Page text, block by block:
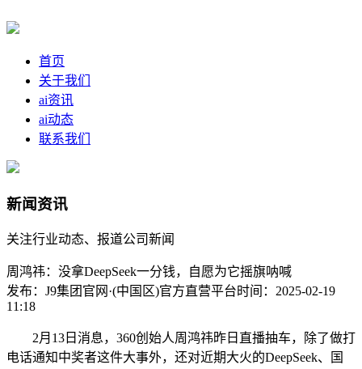
首页
关于我们
ai资讯
ai动态
联系我们
新闻资讯
关注行业动态、报道公司新闻
周鸿祎：没拿DeepSeek一分钱，自愿为它摇旗呐喊
发布：J9集团官网·(中国区)官方直营平台时间：2025-02-19
11:18
2月13日消息，360创始人周鸿祎昨日直播抽车，除了做打
电话通知中奖者这件大事外，还对近期大火的DeepSeek、国